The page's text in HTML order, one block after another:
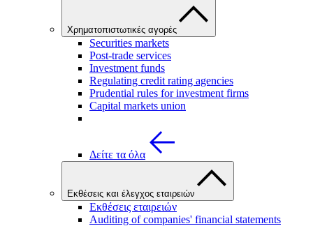
Χρηματοπιστωτικές αγορές
Securities markets
Post-trade services
Investment funds
Regulating credit rating agencies
Prudential rules for investment firms
Capital markets union
Δείτε τα όλα
Εκθέσεις και έλεγχος εταιρειών
Εκθέσεις εταιρειών
Auditing of companies' financial statements